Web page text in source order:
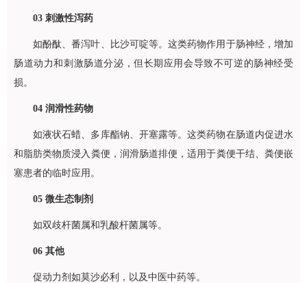
03 刺激性泻药
如酚酞、番泻叶、比沙可啶等。这类药物作用于肠神经，增加
肠道动力和刺激肠道分泌，但长期应用会导致不可逆的肠神经受
损。
04 润滑性药物
如液状石蜡、多库酯钠、开塞露等。这类药物在肠道内促进水
和脂肪类物质浸入粪便，润滑肠道排便，适用于粪便干结、粪便嵌
塞患者的临时应用。
05 微生态制剂
如双歧杆菌属和乳酸杆菌属等。
06 其他
促动力剂如莫沙必利，以及中医中药等。